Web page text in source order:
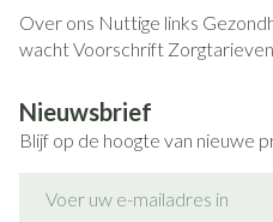
Over ons Nuttige links
wachtVoorschrift Zorgtarieven
Nieuwsbrief
Blijf op de hoogte van nieuwe